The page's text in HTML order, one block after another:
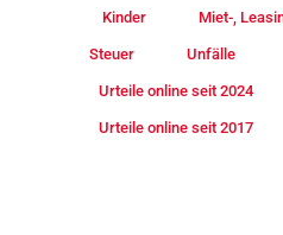
Kinder Miet-,
Steuer Unfälle
Urteile online seit 2024
Urteile online seit 2017